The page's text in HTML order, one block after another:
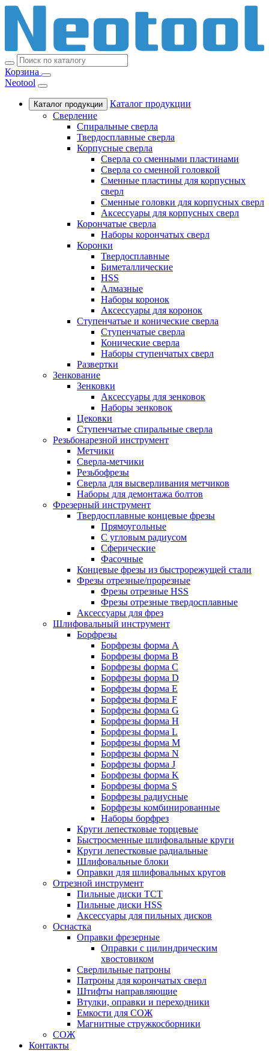
Корзина
Neotool
Каталог продукции
Каталог продукции
Сверление
Спиральные сверла
Твердосплавные сверла
Корпусные сверла
Сверла со сменными пластинами
Сверла со сменной головкой
Сменные пластины для корпусных
сверл
Сменные головки для корпусных сверл
Аксессуары для корпусных сверл
Корончатые сверла
Наборы корончатых сверл
Коронки
Твердосплавные
Биметаллические
HSS
Алмазные
Наборы коронок
Аксессуары для коронок
Ступенчатые и конические сверла
Ступенчатые сверла
Конические сверла
Наборы ступенчатых сверл
Развертки
Зенкование
Зенковки
Аксессуары для зенковок
Наборы зенковок
Цековки
Ступенчатые спиральные сверла
Резьбонарезной инструмент
Метчики
Сверла-метчики
Резьбофрезы
Сверла для высверливания метчиков
Наборы для демонтажа болтов
Фрезерный инструмент
Твердосплавные концевые фрезы
Прямоугольные
С угловым радиусом
Сферические
Фасочные
Концевые фрезы из быстрорежущей стали
Фрезы отрезные/прорезные
Фрезы отрезные HSS
Фрезы отрезные твердосплавные
Аксессуары для фрез
Шлифовальный инструмент
Борфрезы
Борфрезы форма A
Борфрезы форма B
Борфрезы форма C
Борфрезы форма D
Борфрезы форма E
Борфрезы форма F
Борфрезы форма G
Борфрезы форма H
Борфрезы форма L
Борфрезы форма M
Борфрезы форма N
Борфрезы форма J
Борфрезы форма K
Борфрезы форма S
Борфрезы радиусные
Борфрезы комбинированные
Наборы борфрез
Круги лепестковые торцевые
Быстросменные шлифовальные круги
Круги лепестковые радиальные
Шлифовальные блоки
Оправки для шлифовальных кругов
Отрезной инструмент
Пильные диски ТСТ
Пильные диски HSS
Аксессуары для пильных дисков
Оснастка
Оправки фрезерные
Оправки с цилиндрическим
хвостовиком
Сверлильные патроны
Патроны для корончатых сверл
Штифты направляющие
Втулки, оправки и переходники
Емкости для СОЖ
Магнитные стружкосборники
СОЖ
Контакты